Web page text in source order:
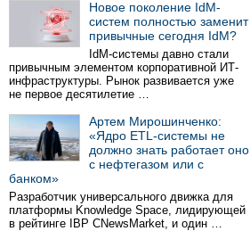
Новое поколение IdM-
систем полностью заменит
привычные сегодня IdM?
IdM-системы давно стали
привычным элементом корпоративной ИТ-
инфраструктуры. Рынок развивается уже
не первое десятилетие …
Артем Мирошинченко:
«Ядро ETL-системы не
должно знать работает оно
с нефтегазом или с
банком»
Разработчик универсального движка для
платформы Knowledge Space, лидирующей
в рейтинге IBP CNewsMarket, и один …